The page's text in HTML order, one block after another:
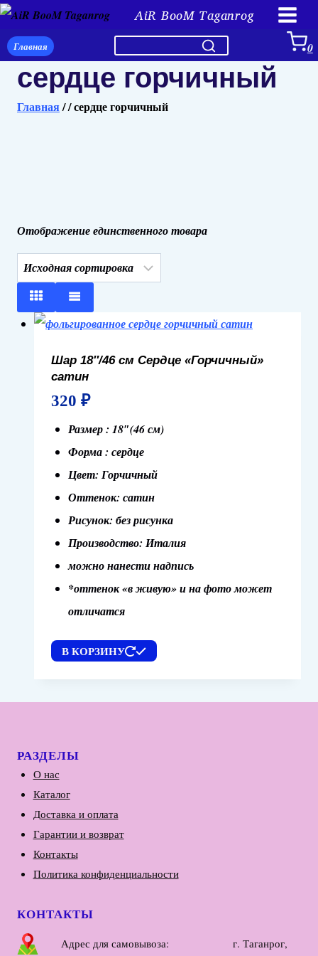
Перейти
содержимому
AiR BooM Taganrog
Главная 0
сердце горчичный
Главная//сердце горчичный
Отображение единственного товара
Шар 18″/46 см Сердце «Горчичный»
сатин
320 ₽
Размер : 18″(46 см)
Форма : сердце
Цвет: Горчичный
Оттенок: сатин
Рисунок: без рисунка
Производство: Италия
можно нанести надпись
*оттенок «в живую» и на фото может
отличатся
В КОРЗИНУ
РАЗДЕЛЫ
О нас
Каталог
Доставка и оплата
Гарантии и возврат
Контакты
Политика конфиденциальности
КОНТАКТЫ
Адрес для самовывоза: г. Таганрог,